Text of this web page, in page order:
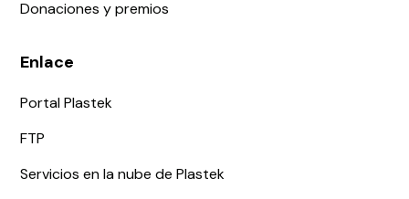
Donaciones y premios
Enlace
Portal Plastek
FTP
Servicios en la nube de Plastek